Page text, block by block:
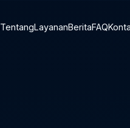
TentangLayananBeritaFAQ